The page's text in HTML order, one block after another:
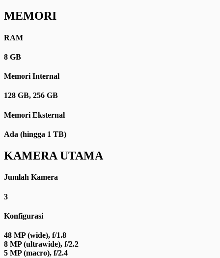
MEMORI
RAM
8 GB
Memori Internal
128 GB, 256 GB
Memori Eksternal
Ada (hingga 1 TB)
KAMERA UTAMA
Jumlah Kamera
3
Konfigurasi
48 MP (wide), f/1.8
8 MP (ultrawide), f/2.2
5 MP (macro), f/2.4